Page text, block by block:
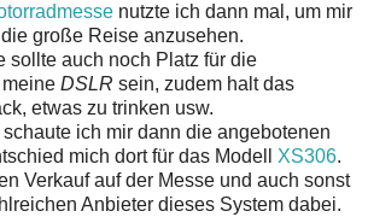
nutzte ich dann mal, um mir
große Reise anzusehen.
sollte auch noch Platz für die
DSLR sein, zudem halt das
etwas zu trinken usw.
schaute ich mir dann die angebotenen
mich dort für das Modell XS306.
Verkauf auf der Messe und auch sonst
Anbieter dieses System dabei.